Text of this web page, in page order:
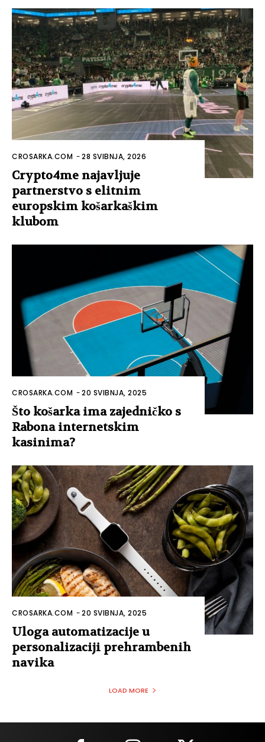
CROSARKA.COM -28 SVIBNJA, 2026
Crypto4me najavljuje
partnerstvo s elitnim
europskim košarkaškim
klubom
CROSARKA.COM -20 SVIBNJA, 2025
Što košarka ima zajedničko s
Rabona internetskim
kasinima?
CROSARKA.COM -20 SVIBNJA, 2025
Uloga automatizacije u
personalizaciji prehrambenih
navika
LOAD MORE